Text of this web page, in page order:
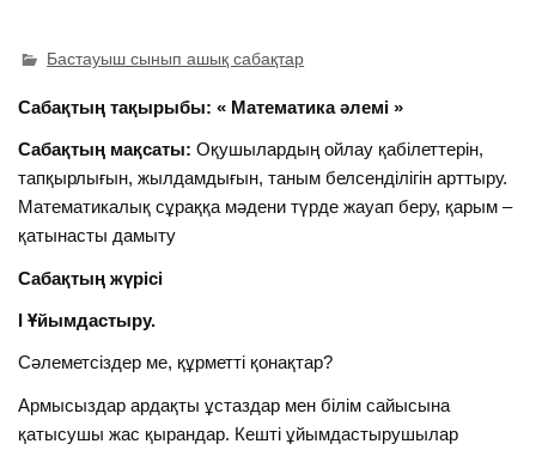
Бастауыш сынып ашық сабақтар
Сабақтың тақырыбы:« Математика әлемі »
Сабақтың мақсаты: Оқушылардың ойлау қабілеттерін,
тапқырлығын, жылдамдығын, таным белсенділігін арттыру.
Математикалық сұраққа мәдени түрде жауап беру, қарым –
қатынасты дамыту
Сабақтың жүрісі
І Ұйымдастыру.
Сәлеметсіздер ме, құрметті қонақтар?
Армысыздар ардақты ұстаздар мен білім сайысына
қатысушы жас қырандар. Кешті ұйымдастырушылар